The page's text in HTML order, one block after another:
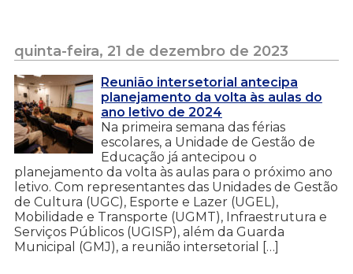
quinta-feira, 21 de dezembro de 2023
Reunião intersetorial antecipa
planejamento da volta às aulas do
ano letivo de 2024
Na primeira semana das férias
escolares, a Unidade de Gestão de
Educação já antecipou o
planejamento da volta às aulas para o próximo ano
letivo. Com representantes das Unidades de Gestão
de Cultura (UGC), Esporte e Lazer (UGEL),
Mobilidade e Transporte (UGMT), Infraestrutura e
Serviços Públicos (UGISP), além da Guarda
Municipal (GMJ), a reunião intersetorial […]